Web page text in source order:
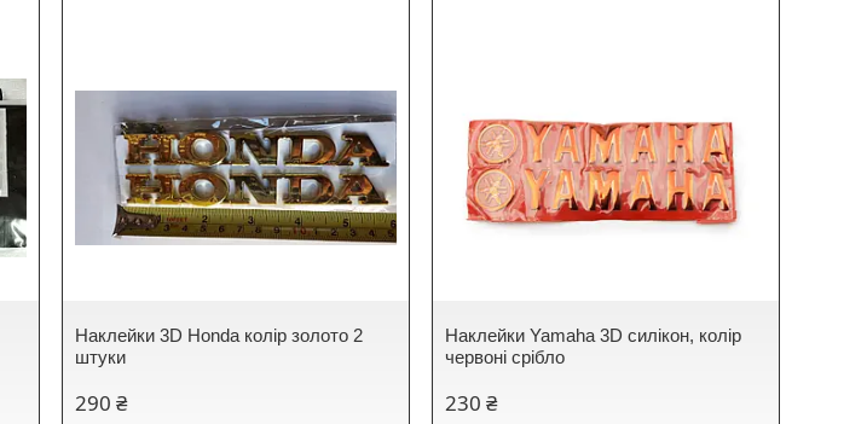
Наклейки 3D Honda колір золото 2
штуки
290 ₴
Наклейки Yamaha 3D силікон, колір
червоні срібло
230 ₴